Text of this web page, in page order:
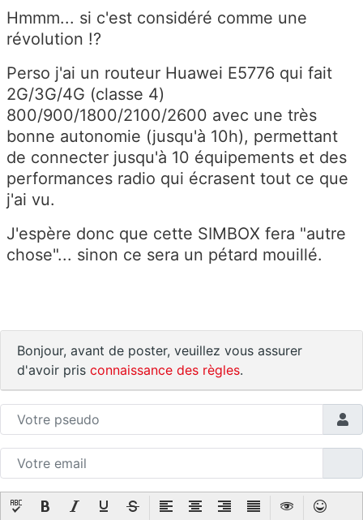
Hmmm... si c'est considéré comme une
révolution !?
Perso j'ai un routeur Huawei E5776 qui fait
2G/3G/4G (classe 4)
800/900/1800/2100/2600 avec une très
bonne autonomie (jusqu'à 10h), permettant
de connecter jusqu'à 10 équipements et des
performances radio qui écrasent tout ce que
j'ai vu.
J'espère donc que cette SIMBOX fera "autre
chose"... sinon ce sera un pétard mouillé.
Bonjour, avant de poster, veuillez vous assurer
d'avoir pris connaissance des règles.